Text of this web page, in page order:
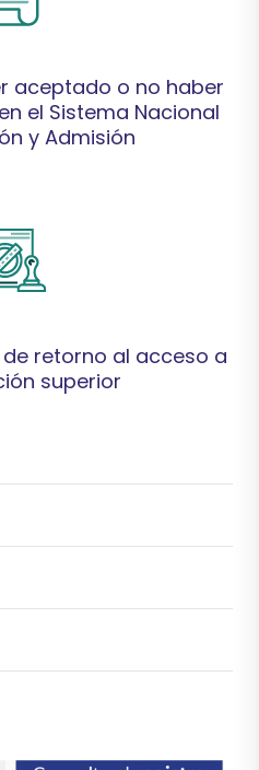
aceptado o no haber
el Sistema Nacional
y Admisión
retorno al acceso a
superior
la